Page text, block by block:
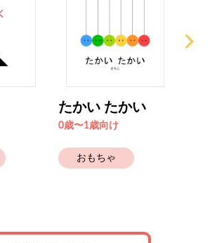
たかい たかい
0歳〜1歳向け
おもちゃ